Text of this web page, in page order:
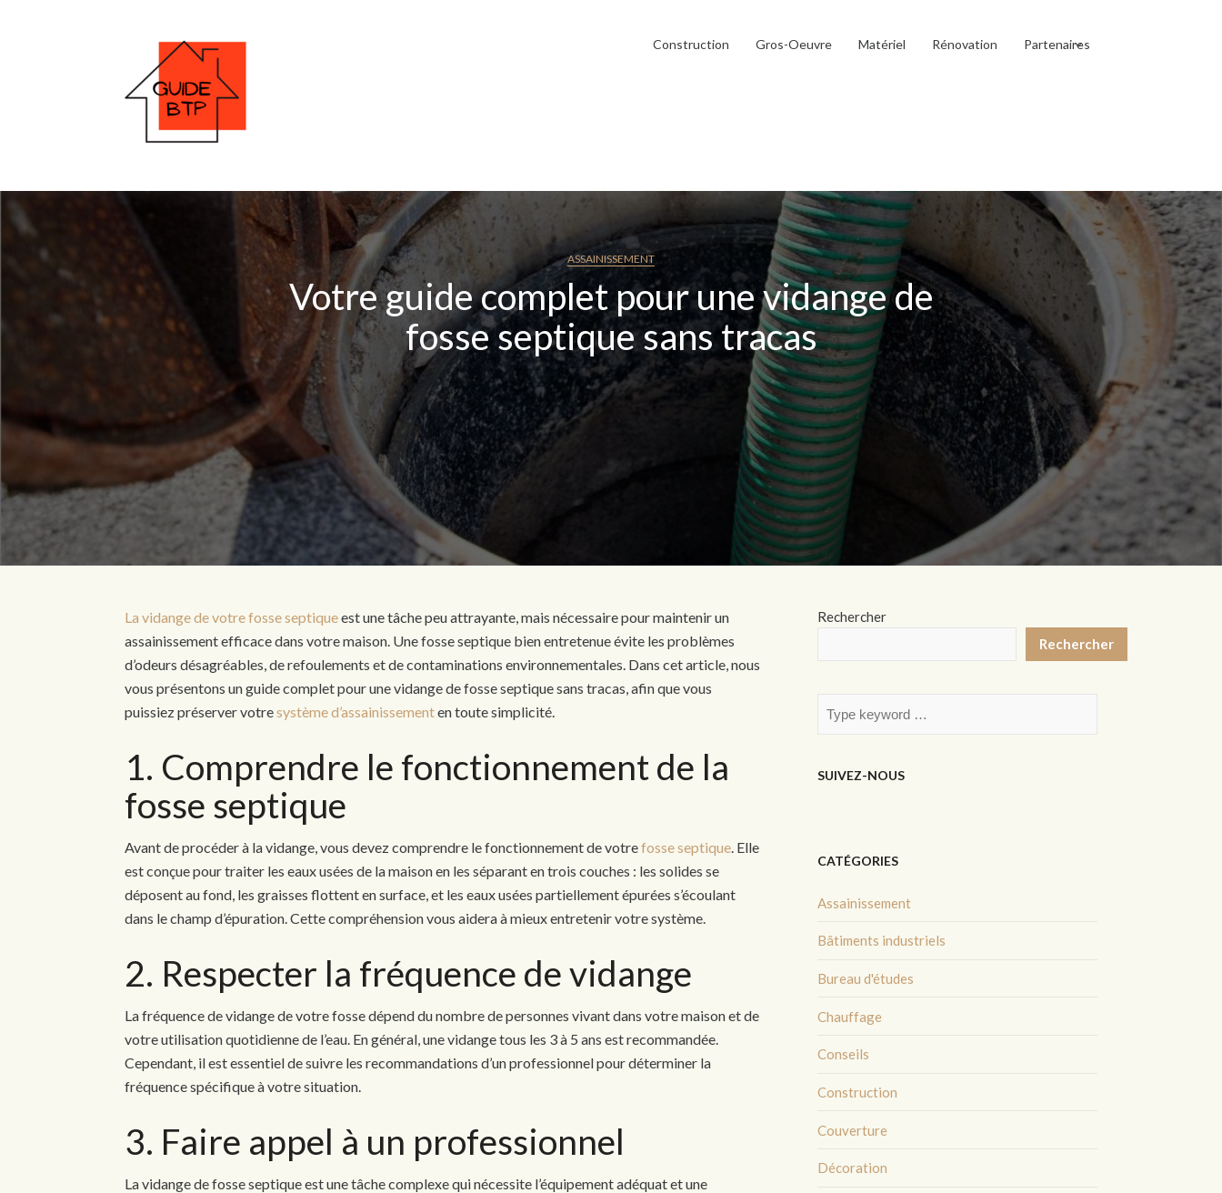
Construction Gros-Oeuvre Matériel Rénovation Partenaires
ASSAINISSEMENT
Votre guide complet pour une vidange de
fosse septique sans tracas
La vidange de votre fosse septiqueest une tâche peu attrayante, mais nécessaire pour maintenir un
assainissement efficace dans votre maison. Une fosse septique bien entretenue évite les problèmes
d’odeurs désagréables, de refoulements et de contaminations environnementales. Dans cet article, nous
vous présentons un guide complet pour une vidange de fosse septique sans tracas, afin que vous
puissiez préserver votresystème d’assainissementen toute simplicité.
1. Comprendre le fonctionnement de la
fosse septique
Avant de procéder à la vidange, vous devez comprendre le fonctionnement de votrefosse septique. Elle
est conçue pour traiter les eaux usées de la maison en les séparant en trois couches : les solides se
déposent au fond, les graisses flottent en surface, et les eaux usées partiellement épurées s’écoulant
dans le champ d’épuration. Cette compréhension vous aidera à mieux entretenir votre système.
2. Respecter la fréquence de vidange
La fréquence de vidange de votre fosse dépend du nombre de personnes vivant dans votre maison et de
votre utilisation quotidienne de l’eau. En général, une vidange tous les 3 à 5 ans est recommandée.
Cependant, il est essentiel de suivre les recommandations d’un professionnel pour déterminer la
fréquence spécifique à votre situation.
3. Faire appel à un professionnel
La vidange de fosse septique est une tâche complexe qui nécessite l’équipement adéquat et une
Rechercher
Rechercher
SUIVEZ-NOUS
CATÉGORIES
Assainissement
Bâtiments industriels
Bureau d'études
Chauffage
Conseils
Construction
Couverture
Décoration